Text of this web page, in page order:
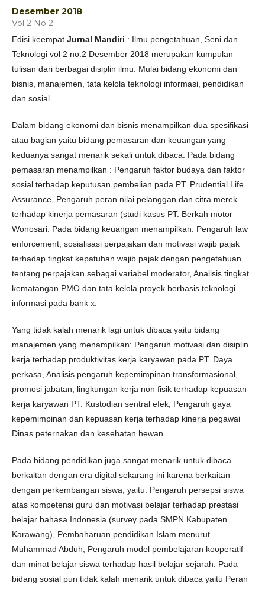
Desember 2018
Vol 2 No 2
Edisi keempat Jurnal Mandiri : Ilmu pengetahuan, Seni dan
Teknologi vol 2 no.2 Desember 2018 merupakan kumpulan
tulisan dari berbagai disiplin ilmu. Mulai bidang ekonomi dan
bisnis, manajemen, tata kelola teknologi informasi, pendidikan
dan sosial.
Dalam bidang ekonomi dan bisnis menampilkan dua spesifikasi
atau bagian yaitu bidang pemasaran dan keuangan yang
keduanya sangat menarik sekali untuk dibaca. Pada bidang
pemasaran menampilkan : Pengaruh faktor budaya dan faktor
sosial terhadap keputusan pembelian pada PT. Prudential Life
Assurance, Pengaruh peran nilai pelanggan dan citra merek
terhadap kinerja pemasaran (studi kasus PT. Berkah motor
Wonosari. Pada bidang keuangan menampilkan: Pengaruh law
enforcement, sosialisasi perpajakan dan motivasi wajib pajak
terhadap tingkat kepatuhan wajib pajak dengan pengetahuan
tentang perpajakan sebagai variabel moderator, Analisis tingkat
kematangan PMO dan tata kelola proyek berbasis teknologi
informasi pada bank x.
Yang tidak kalah menarik lagi untuk dibaca yaitu bidang
manajemen yang menampilkan: Pengaruh motivasi dan disiplin
kerja terhadap produktivitas kerja karyawan pada PT. Daya
perkasa, Analisis pengaruh kepemimpinan transformasional,
promosi jabatan, lingkungan kerja non fisik terhadap kepuasan
kerja karyawan PT. Kustodian sentral efek, Pengaruh gaya
kepemimpinan dan kepuasan kerja terhadap kinerja pegawai
Dinas peternakan dan kesehatan hewan.
Pada bidang pendidikan juga sangat menarik untuk dibaca
berkaitan dengan era digital sekarang ini karena berkaitan
dengan perkembangan siswa, yaitu: Pengaruh persepsi siswa
atas kompetensi guru dan motivasi belajar terhadap prestasi
belajar bahasa Indonesia (survey pada SMPN Kabupaten
Karawang), Pembaharuan pendidikan Islam menurut
Muhammad Abduh, Pengaruh model pembelajaran kooperatif
dan minat belajar siswa terhadap hasil belajar sejarah. Pada
bidang sosial pun tidak kalah menarik untuk dibaca yaitu Peran